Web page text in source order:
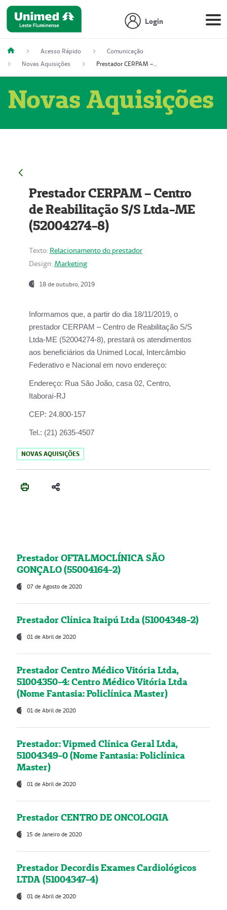
Login
Acesso Rápido
Comunicação
Novas Aquisições
Prestador CERPAM – Centro de Reabilitação S/S Ltda-ME (52004274-8)
Novas Aquisições
Prestador CERPAM – Centro
de Reabilitação S/S Ltda-ME
(52004274-8)
Texto: Relacionamento do prestador
Design: Marketing
18 de outubro, 2019
Informamos que, a partir do dia 18/11/2019, o
prestador CERPAM – Centro de Reabilitação S/S
Ltda-ME (52004274-8), prestará os atendimentos
aos beneficiários da Unimed Local, Intercâmbio
Federativo e Nacional em novo endereço:
Endereço: Rua São João, casa 02, Centro,
Itaboraí-RJ
CEP: 24.800-157
Tel.: (21) 2635-4507
NOVAS AQUISIÇÕES
Prestador OFTALMOCLÍNICA SÃO
GONÇALO (55004164-2)
07 de Agosto de 2020
Prestador Clínica Itaipú Ltda (51004348-2)
01 de Abril de 2020
Prestador Centro Médico Vitória Ltda,
51004350-4: Centro Médico Vitória Ltda
(Nome Fantasia: Policlínica Master)
01 de Abril de 2020
Prestador: Vipmed Clínica Geral Ltda,
51004349-0 (Nome Fantasia: Policlínica
Master)
01 de Abril de 2020
Prestador CENTRO DE ONCOLOGIA
15 de Janeiro de 2020
Prestador Decordis Exames Cardiológicos
LTDA (51004347-4)
01 de Abril de 2020